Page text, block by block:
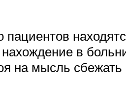
в
на мысль сбежать